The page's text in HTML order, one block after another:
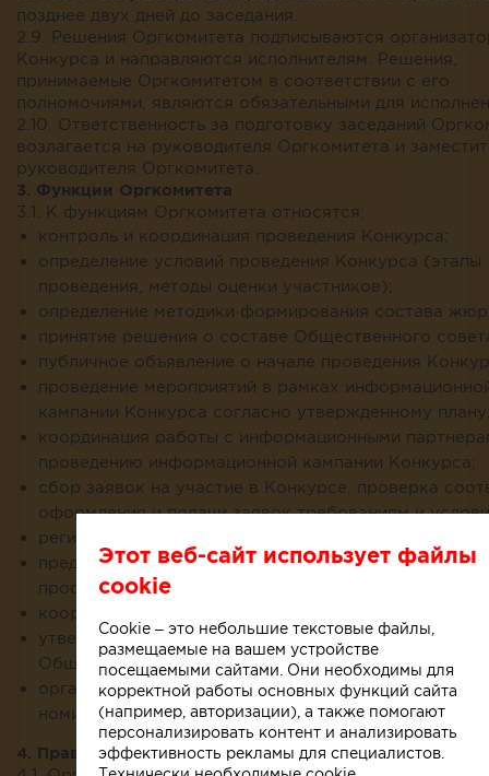
позднее двух дней до заседания.
2.9. Решения Оргкомитета подписываются
Конкурса и направляются исполнителям. Решения,
принимаемые Оргкомитетом в соответствии с его
полномочиями, являются обязательными для
2.10. Ответственность за подготовку заседаний
возлагается на руководителя Оргкомитета и
руководителя Оргкомитета.
3. Функции Оргкомитета
3.1. К функциям Оргкомитета относятся:
контроль и координация проведения Конкурса;
определение условий проведения Конкурса (этапы
проведения, методы оценки участников);
определение методики формирования состава
принятие решения о составе Общественного
публичное объявление о начале проведения
проведение мероприятий в рамках
кампании Конкурса согласно утвержденному
координация работы с информационными
проведению информационной кампании Конкурса;
сбор заявок на участие в Конкурсе, проверка
оформления и подачи заявок требованиям и
регистрация участников;
предварительная обработка заявок для
просмотра;
координация работы жюри;
утверждение результатов голосования
Общественным советами;
организация церемонии награждения лауреатов и
номинантов Конкурса.
4. Права Оргкомитета
Этот веб-сайт использует файлы
cookie
Cookie – это небольшие текстовые файлы,
размещаемые на вашем устройстве
посещаемыми сайтами. Они необходимы для
корректной работы основных функций сайта
(например, авторизации), а также помогают
персонализировать контент и анализировать
эффективность рекламы для специалистов.